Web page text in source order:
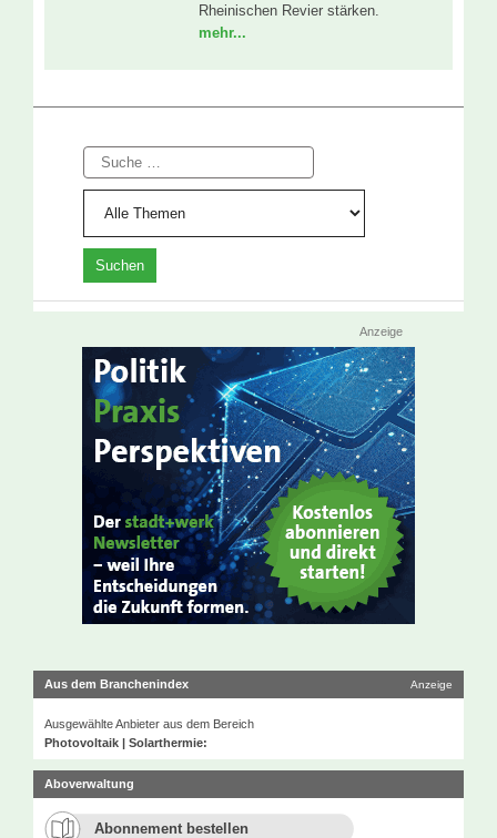
Rheinischen Revier stärken.
mehr...
Suche
Anzeige
Aus dem Branchenindex Anzeige
Ausgewählte Anbieter aus dem Bereich
Photovoltaik | Solarthermie:
Aboverwaltung
Abonnement bestellen